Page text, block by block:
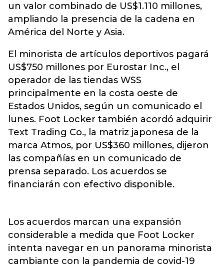
un valor combinado de US$1.110 millones,
ampliando la presencia de la cadena en
América del Norte y Asia.
El minorista de artículos deportivos pagará
US$750 millones por Eurostar Inc., el
operador de las tiendas WSS
principalmente en la costa oeste de
Estados Unidos, según un comunicado el
lunes. Foot Locker también acordó adquirir
Text Trading Co., la matriz japonesa de la
marca Atmos, por US$360 millones, dijeron
las compañías en un comunicado de
prensa separado. Los acuerdos se
financiarán con efectivo disponible.
Los acuerdos marcan una expansión
considerable a medida que Foot Locker
intenta navegar en un panorama minorista
cambiante con la pandemia de covid-19